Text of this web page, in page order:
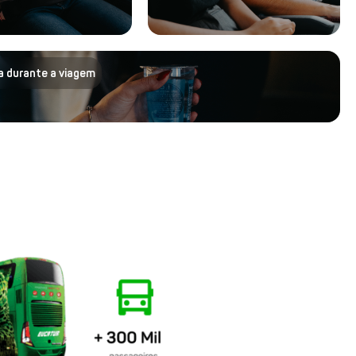
durante a viagem